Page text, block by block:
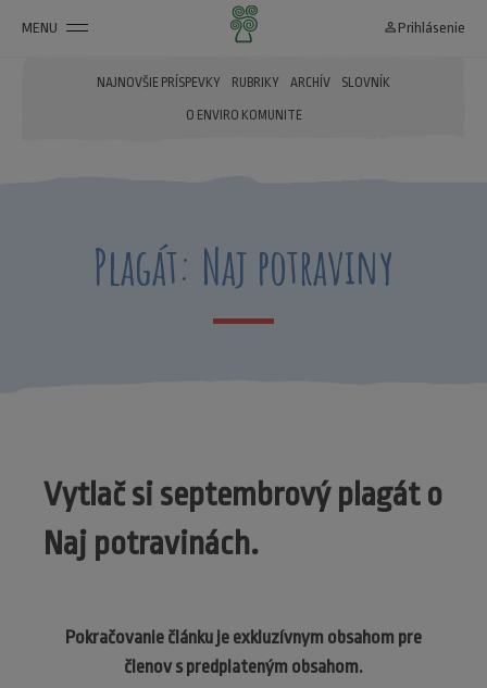
MENU person_outline Prihlásenie
NAJNOVŠIE PRÍSPEVKY RUBRIKY ARCHÍV SLOVNÍK
O ENVIRO KOMUNITE
Plagát: Naj potraviny
Vytlač si septembrový plagát o
Naj potravinách.
Pokračovanie článku je exkluzívnym obsahom pre
členov s predplateným obsahom.